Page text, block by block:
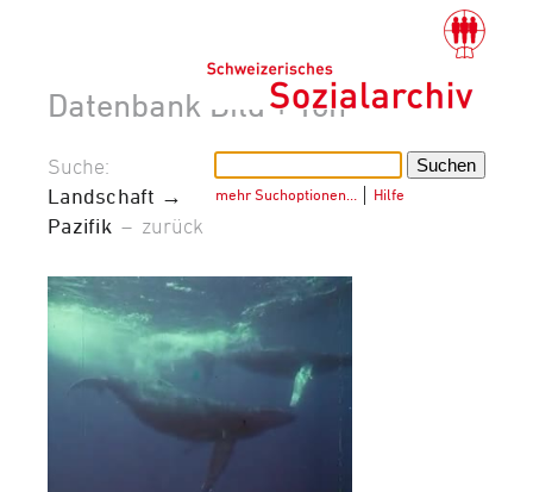
Datenbank Bild + Ton
mehr Suchoptionen… Hilfe
Suche:
Landschaft →
Pazifik – zurück